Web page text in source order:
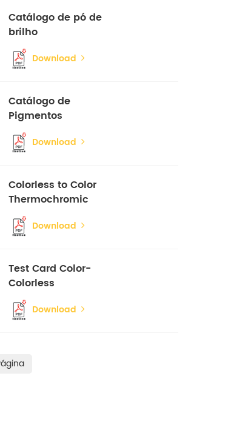
Catálogo de pó de
brilho
Download
Catálogo de
Pigmentos
Termocrômicos
Download
Colorless to Color
Thermochromic
Pigment
Download
Test Card Color-
Colorless
Thermochromic
PigmentDownload